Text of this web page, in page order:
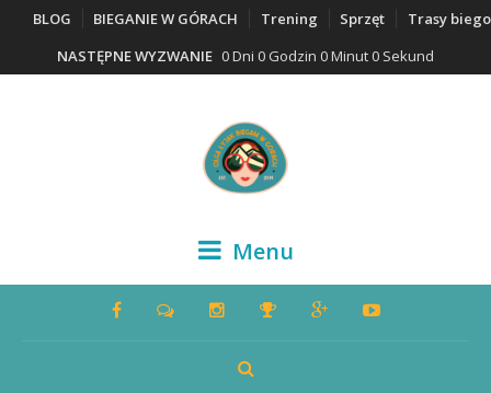
BLOG BIEGANIE W GÓRACH Trening Sprzęt
Trasy
NASTĘPNE WYZWANIE 0 Dni 0 Godzin 0 Minut 0 Sekund
Menu